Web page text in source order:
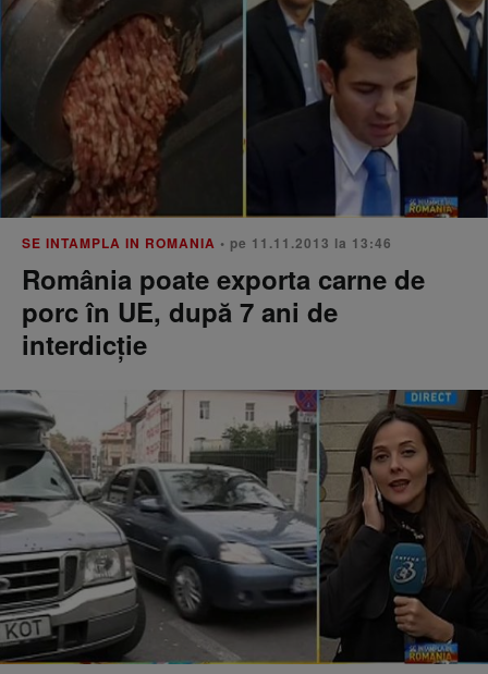
SE INTAMPLA IN ROMANIA • pe 11.11.2013 la 13:46
România poate exporta carne de
porc în UE, după 7 ani de
interdicţie